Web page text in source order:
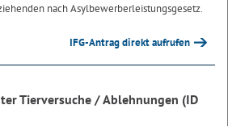
nach Asylbewerberleistungsgesetz.
IFG-Antrag direkt aufrufen
Tierversuche / Ablehnungen (ID